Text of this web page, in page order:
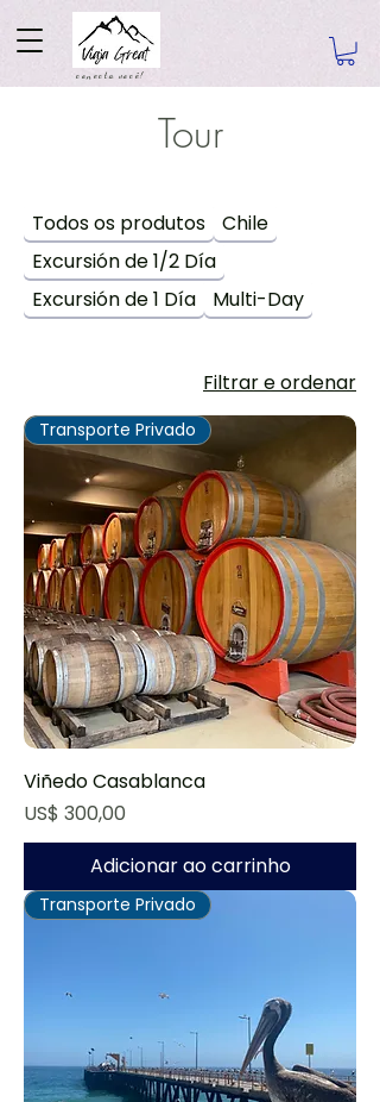
conecta você!
Tour
Todos os produtos
Chile
Excursión de 1/2 Día
Excursión de 1 Día
Multi-Day
Filtrar e ordenar
Transporte Privado
Viñedo Casablanca
Preço
US$ 300,00
Adicionar ao carrinho
Transporte Privado